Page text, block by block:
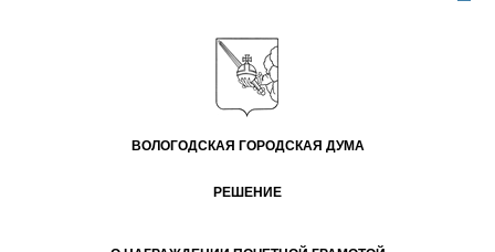
ВОЛОГОДСКАЯ ГОРОДСКАЯ ДУМА
РЕШЕНИЕ